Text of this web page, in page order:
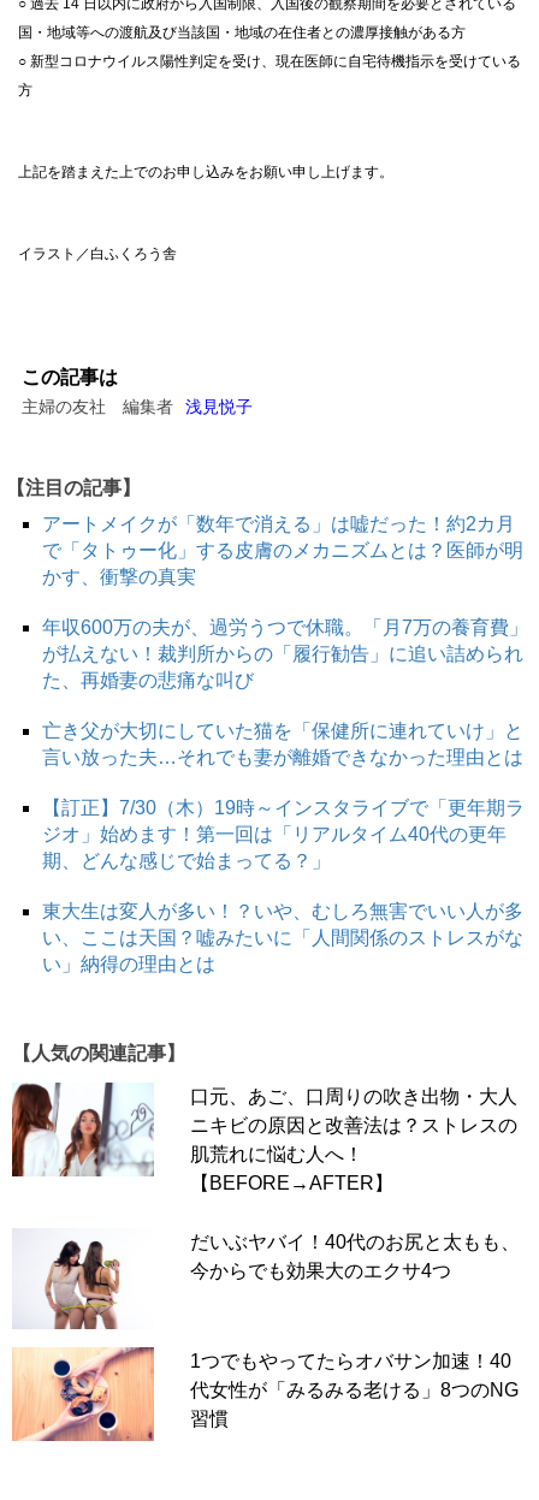
国・地域等への渡航及び当該国・地域の在住者との濃厚接触がある方
○ 新型コロナウイルス陽性判定を受け、現在医師に自宅待機指示を受けている
方
上記を踏まえた上でのお申し込みをお願い申し上げます。
イラスト／白ふくろう舎
この記事は
主婦の友社 編集者 浅見悦子
【注目の記事】
アートメイクが「数年で消える」は嘘だった！約2カ月
で「タトゥー化」する皮膚のメカニズムとは？医師が明
かす、衝撃の真実
年収600万の夫が、過労うつで休職。「月7万の養育費」
が払えない！裁判所からの「履行勧告」に追い詰められ
た、再婚妻の悲痛な叫び
亡き父が大切にしていた猫を「保健所に連れていけ」と
言い放った夫…それでも妻が離婚できなかった理由とは
【訂正】7/30（木）19時～インスタライブで「更年期ラ
ジオ」始めます！第一回は「リアルタイム40代の更年
期、どんな感じで始まってる？」
東大生は変人が多い！？いや、むしろ無害でいい人が多
い、ここは天国？嘘みたいに「人間関係のストレスがな
い」納得の理由とは
【人気の関連記事】
口元、あご、口周りの吹き出物・大人
ニキビの原因と改善法は？ストレスの
肌荒れに悩む人へ！
【BEFORE→AFTER】
だいぶヤバイ！40代のお尻と太もも、
今からでも効果大のエクサ4つ
1つでもやってたらオバサン加速！40
代女性が「みるみる老ける」8つのNG
習慣